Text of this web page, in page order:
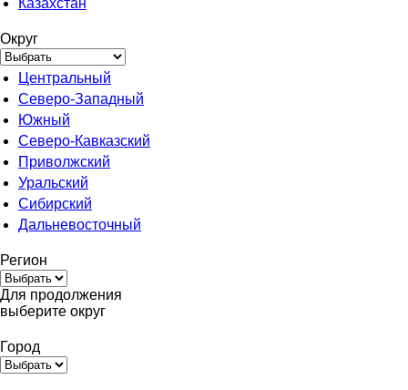
Казахстан
Округ
Центральный
Северо-Западный
Южный
Северо-Кавказский
Приволжский
Уральский
Сибирский
Дальневосточный
Регион
Для продолжения
выберите округ
Город